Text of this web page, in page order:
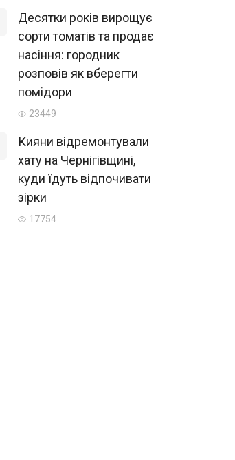
Десятки років вирощує
сорти томатів та продає
насіння: городник
розповів як вберегти
помідори
23449
Кияни відремонтували
хату на Чернігівщині,
куди їдуть відпочивати
зірки
17754